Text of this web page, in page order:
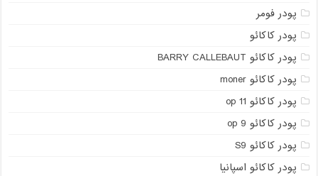
پودر فومر
پودر کاکائو
پودر کاکائو BARRY CALLEBAUT
پودر کاکائو moner
پودر کاکائو op 11
پودر کاکائو op 9
پودر کاکائو S9
پودر کاکائو اسپانیا